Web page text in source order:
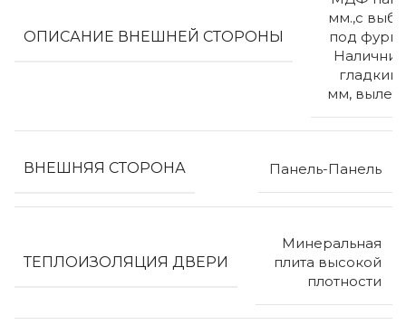
ОПИСАНИЕ ВНЕШНЕЙ СТОРОНЫ
мм.,с
под
гладкий
мм, вылет
ВНЕШНЯЯ СТОРОНА Панель-Панель
ТЕПЛОИЗОЛЯЦИЯ ДВЕРИ
Минеральная
плита высокой
плотности